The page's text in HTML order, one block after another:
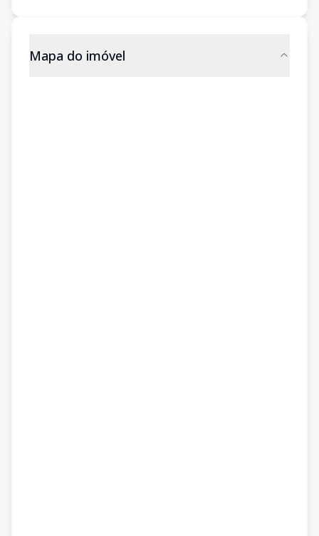
Mapa do imóvel